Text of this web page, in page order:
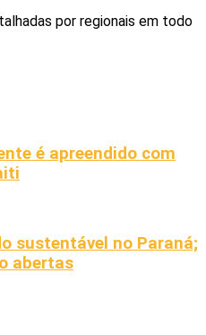
por regionais em todo
é apreendido com
sustentável no Paraná;
abertas